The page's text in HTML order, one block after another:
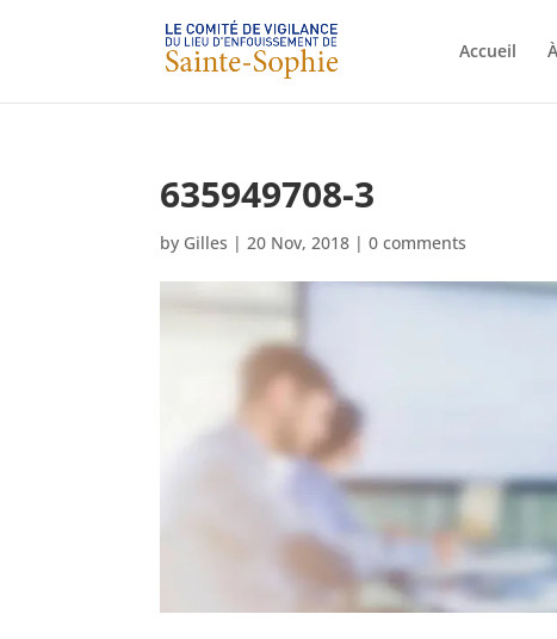
Accueil
635949708-3
by Gilles |20 Nov, 2018 |0 comments